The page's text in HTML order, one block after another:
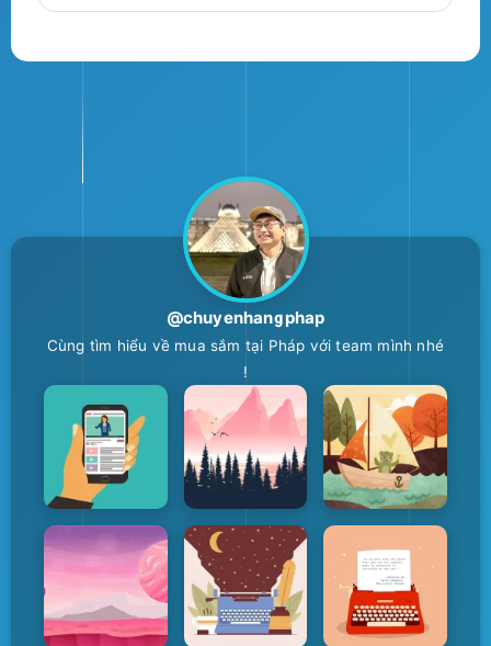
@chuyenhangphap
Cùng tìm hiểu về mua sắm tại Pháp với team mình nhé
!